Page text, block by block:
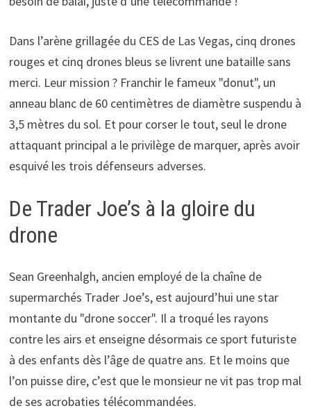
Dans l’arène grillagée du CES de Las Vegas, cinq drones
rouges et cinq drones bleus se livrent une bataille sans
merci. Leur mission ? Franchir le fameux "donut", un
anneau blanc de 60 centimètres de diamètre suspendu à
3,5 mètres du sol. Et pour corser le tout, seul le drone
attaquant principal a le privilège de marquer, après avoir
esquivé les trois défenseurs adverses.
De Trader Joe’s à la gloire du
drone
Sean Greenhalgh, ancien employé de la chaîne de
supermarchés Trader Joe’s, est aujourd’hui une star
montante du "drone soccer". Il a troqué les rayons
contre les airs et enseigne désormais ce sport futuriste
à des enfants dès l’âge de quatre ans. Et le moins que
l’on puisse dire, c’est que le monsieur ne vit pas trop mal
de ses acrobaties télécommandées.